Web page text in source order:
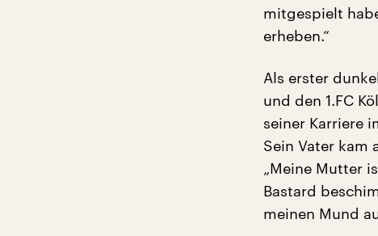
mitgespielt
erheben.“
Als erster
und den 1.FC
seiner Karriere
Sein Vater kam
„Meine Mutter
Bastard
meinen Mund